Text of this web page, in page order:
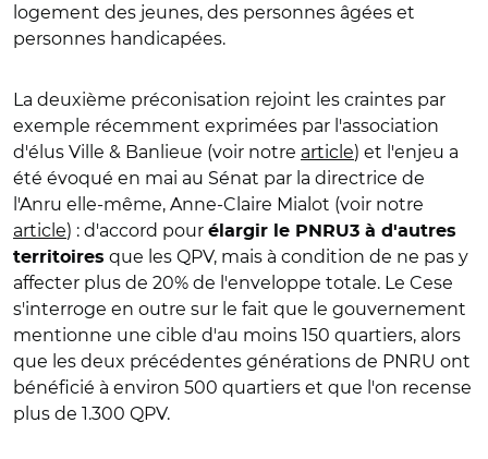
logement des jeunes, des personnes âgées et
personnes handicapées.
La deuxième préconisation rejoint les craintes par
exemple récemment exprimées par l'association
d'élus Ville & Banlieue (voir notre article) et l'enjeu a
été évoqué en mai au Sénat par la directrice de
l'Anru elle-même, Anne-Claire Mialot (voir notre
article) : d'accord pour élargir le PNRU3 à d'autres
territoires que les QPV, mais à condition de ne pas y
affecter plus de 20% de l'enveloppe totale. Le Cese
s'interroge en outre sur le fait que le gouvernement
mentionne une cible d'au moins 150 quartiers, alors
que les deux précédentes générations de PNRU ont
bénéficié à environ 500 quartiers et que l'on recense
plus de 1.300 QPV.